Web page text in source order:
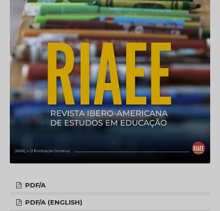
PDF/A
PDF/A (ENGLISH)